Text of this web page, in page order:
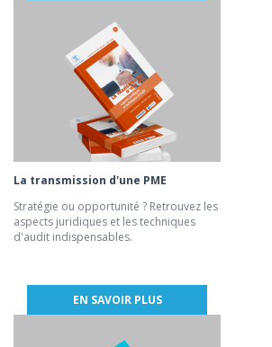
La transmission d'une PME
Stratégie ou opportunité ? Retrouvez les
aspects juridiques et les techniques
d'audit indispensables.
EN SAVOIR PLUS